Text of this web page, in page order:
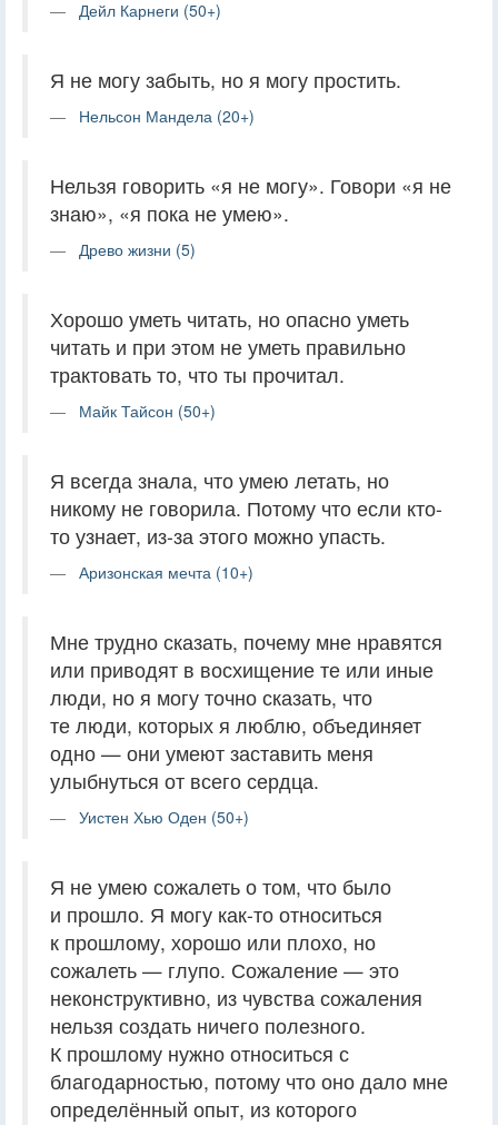
Дейл Карнеги (50+)
Я не могу забыть, но я могу простить.
Нельсон Мандела (20+)
Нельзя говорить «я не могу». Говори «я не
знаю», «я пока не умею».
Древо жизни (5)
Хорошо уметь читать, но опасно уметь
читать и при этом не уметь правильно
трактовать то, что ты прочитал.
Майк Тайсон (50+)
Я всегда знала, что умею летать, но
никому не говорила. Потому что если кто-
то узнает, из-за этого можно упасть.
Аризонская мечта (10+)
Мне трудно сказать, почему мне нравятся
или приводят в восхищение те или иные
люди, но я могу точно сказать, что
те люди, которых я люблю, объединяет
одно — они умеют заставить меня
улыбнуться от всего сердца.
Уистен Хью Оден (50+)
Я не умею сожалеть о том, что было
и прошло. Я могу как-то относиться
к прошлому, хорошо или плохо, но
сожалеть — глупо. Сожаление — это
неконструктивно, из чувства сожаления
нельзя создать ничего полезного.
К прошлому нужно относиться с
благодарностью, потому что оно дало мне
определённый опыт, из которого